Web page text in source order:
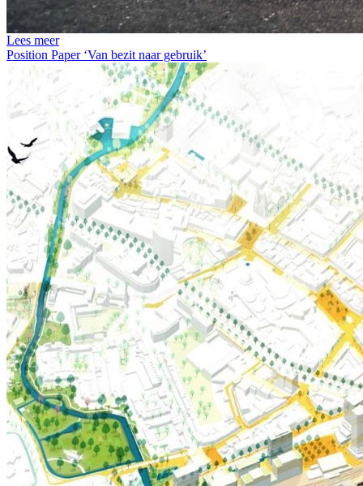
Lees meer
Position Paper ‘Van bezit naar gebruik’